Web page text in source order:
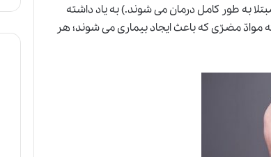
به طور کامل درمان می شوند.) به یاد داشته
موادّ مضرّی که باعث ایجاد بیماری می شوند؛ هر